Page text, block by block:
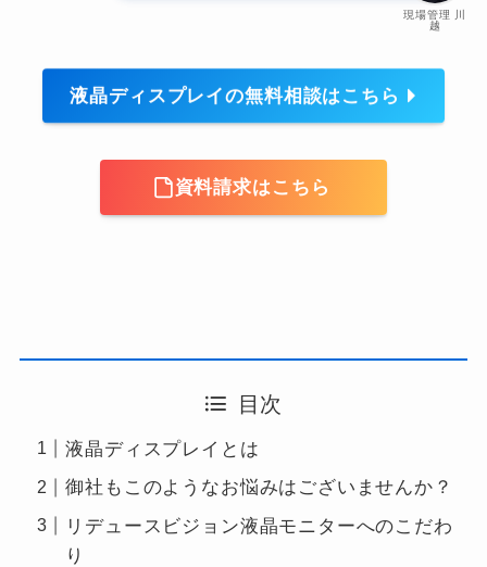
現場管理 川
越
液晶ディスプレイの無料相談はこちら
資料請求はこちら
目次
液晶ディスプレイとは
御社もこのようなお悩みはございませんか？
リデュースビジョン液晶モニターへのこだわ
り